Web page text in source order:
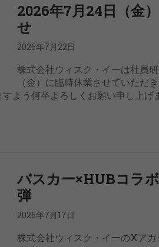
2026年7月24日（金
せ
2026年7月22日
株式会社ウィスク・イーは社員
（金）に臨時休業させていただ
よう何卒よろしくお願い申し上げ
バスカー×HUBコラ
弾
2026年7月17日
株式会社ウィスク・イーのXア